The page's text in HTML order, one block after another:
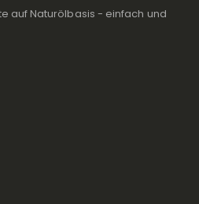
auf Naturölbasis - einfach und